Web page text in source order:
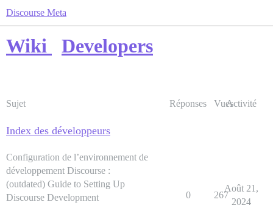
Discourse Meta
Wiki Developers
Sujet Réponses VuesActivité
Index des développeurs
Configuration de l’environnement de
développement Discourse :
(outdated) Guide to Setting Up
Discourse Development
0 267
Août 21,
2024